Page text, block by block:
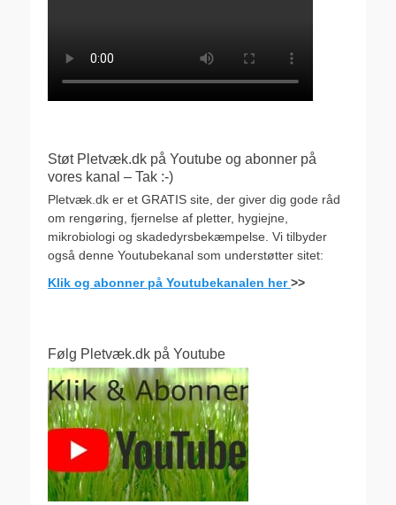
Støt Pletvæk.dk på Youtube og abonner på
vores kanal – Tak :-)
Pletvæk.dk er et GRATIS site, der giver dig gode råd
om rengøring, fjernelse af pletter, hygiejne,
mikrobiologi og skadedyrsbekæmpelse. Vi tilbyder
også denne Youtubekanal som understøtter sitet:
Klik og abonner på Youtubekanalen her>>
Følg Pletvæk.dk på Youtube